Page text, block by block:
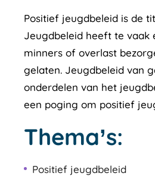
Positief jeugdbeleid is de
Jeugdbeleid heeft te vaak
minners of overlast
gelaten. Jeugdbeleid van
onderdelen van het
een poging om positief
Thema’s:
Positief jeugdbeleid